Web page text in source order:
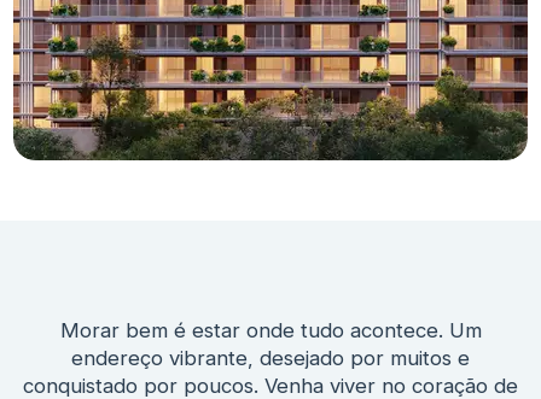
Morar bem é estar onde tudo acontece. Um
endereço vibrante, desejado por muitos e
conquistado por poucos. Venha viver no coração de